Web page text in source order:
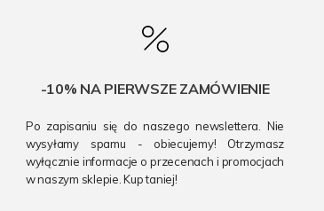
-10% NA PIERWSZE ZAMÓWIENIE
Po zapisaniu się do naszego newslettera. Nie
wysyłamy spamu - obiecujemy! Otrzymasz
wyłącznie informacje o przecenach i promocjach
w naszym sklepie. Kup taniej!